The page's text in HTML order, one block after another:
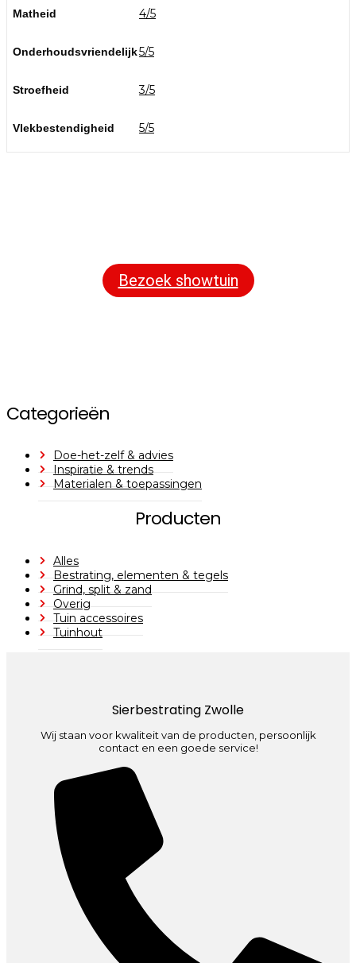
Matheid 4/5
Onderhoudsvriendelijk5/5
Stroefheid 3/5
Vlekbestendigheid 5/5
Bezoek showtuin
Categorieën
Doe-het-zelf & advies
Inspiratie & trends
Materialen & toepassingen
Producten
Alles
Bestrating, elementen & tegels
Grind, split & zand
Overig
Tuin accessoires
Tuinhout
Sierbestrating Zwolle
Wij staan voor kwaliteit van de producten, persoonlijk
contact en een goede service!